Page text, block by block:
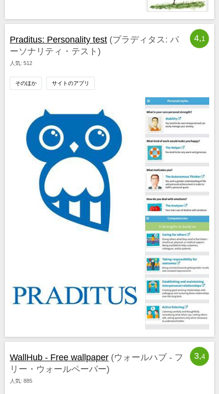
4,1
Praditus: Personality test (プラディタス: パ
ーソナリティ・テスト)
人気: 512
そのほか サイトのアプリ
3,4
WallHub - Free wallpaper (ウォールハブ - フ
リー・ウォールペーパー)
人気: 885